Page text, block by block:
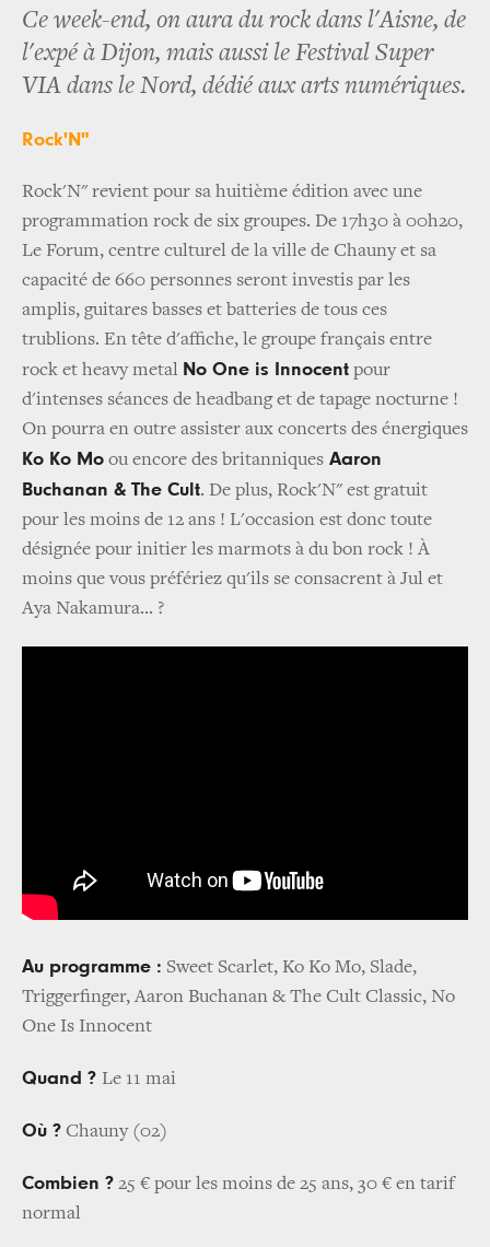
Ce week-end, on aura du rock dans l'Aisne, de
l'expé à Dijon, mais aussi le Festival Super
VIA dans le Nord, dédié aux arts numériques.
Rock'N"
Rock'N" revient pour sa huitième édition avec une
programmation rock de six groupes. De 17h30 à 00h20,
Le Forum, centre culturel de la ville de Chauny et sa
capacité de 660 personnes seront investis par les
amplis, guitares basses et batteries de tous ces
trublions. En tête d'affiche, le groupe français entre
rock et heavy metal No One is Innocent pour
d'intenses séances de headbang et de tapage nocturne !
On pourra en outre assister aux concerts des énergiques
Ko Ko Mo ou encore des britanniques Aaron
Buchanan & The Cult. De plus, Rock'N" est gratuit
pour les moins de 12 ans ! L'occasion est donc toute
désignée pour initier les marmots à du bon rock ! À
moins que vous préfériez qu'ils se consacrent à Jul et
Aya Nakamura... ?
Au programme : Sweet Scarlet, Ko Ko Mo, Slade,
Triggerfinger, Aaron Buchanan & The Cult Classic, No
One Is Innocent
Quand ? Le 11 mai
Où ? Chauny (02)
Combien ? 25 € pour les moins de 25 ans, 30 € en tarif
normal